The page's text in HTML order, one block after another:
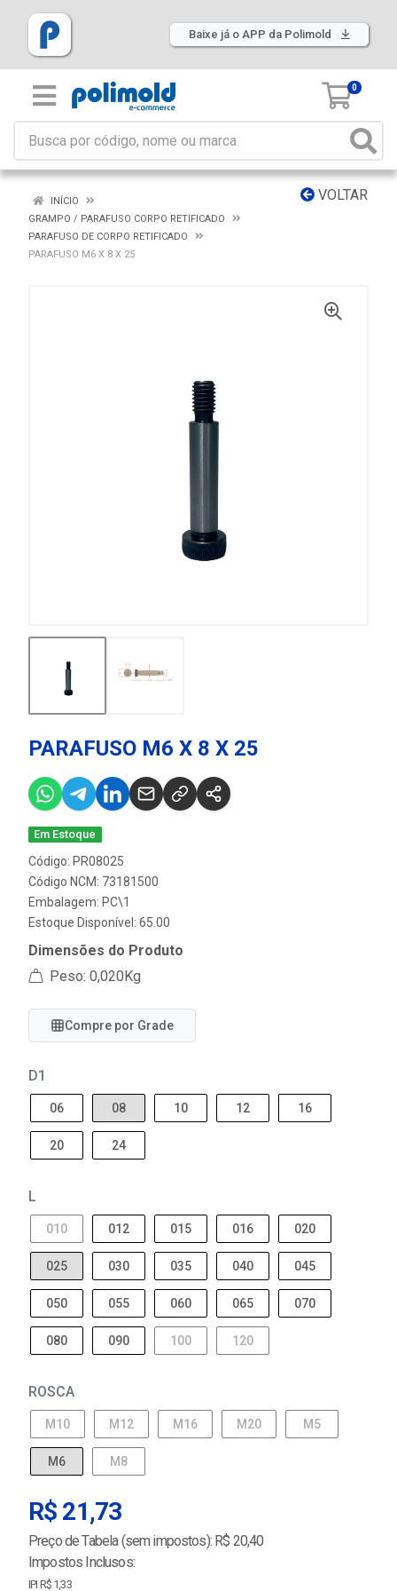
Baixe já o APP da Polimold
0
VOLTAR
INÍCIO
GRAMPO / PARAFUSO CORPO RETIFICADO
PARAFUSO DE CORPO RETIFICADO
PARAFUSO M6 X 8 X 25
PARAFUSO M6 X 8 X 25
Em Estoque
Código: PR08025
Código NCM: 73181500
Embalagem: PC\1
Estoque Disponível: 65.00
Dimensões do Produto
Peso: 0,020Kg
Compre por Grade
D1
06 08 10 12 16
20 24
L
010 012 015 016 020
025 030 035 040 045
050 055 060 065 070
080 090 100 120
ROSCA
M10 M12 M16 M20 M5
M6 M8
R$ 21,73
Preço de Tabela (sem impostos): R$ 20,40
Impostos Inclusos:
IPI R$ 1,33